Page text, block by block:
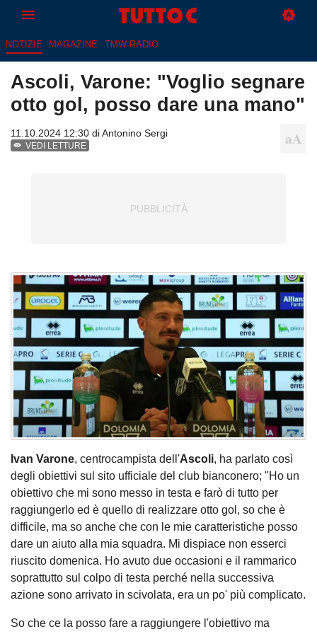
NOTIZIE MAGAZINE TMW RADIO
Ascoli, Varone: "Voglio segnare
otto gol, posso dare una mano"
11.10.2024 12:30 diAntonino Sergi
VEDI LETTURE
Ivan Varone, centrocampista dell'Ascoli, ha parlato così
degli obiettivi sul sito ufficiale del club bianconero; "Ho un
obiettivo che mi sono messo in testa e farò di tutto per
raggiungerlo ed è quello di realizzare otto gol, so che è
difficile, ma so anche che con le mie caratteristiche posso
dare un aiuto alla mia squadra. Mi dispiace non esserci
riuscito domenica. Ho avuto due occasioni e il rammarico
soprattutto sul colpo di testa perché nella successiva
azione sono arrivato in scivolata, era un po' più complicato.
So che ce la posso fare a raggiungere l'obiettivo ma